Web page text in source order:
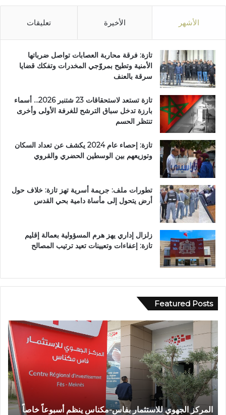
ا
ت
الأشهر الأخيرة تعليقات
تازة: فرقة محاربة العصابات تواصل ضرباتها
الأمنية وتطيح بمروّجي المخدرات وتفكك قضايا
سرقة بالعنف
تازة تستعد لاستحقاقات 23 شتنبر 2026… أسماء
بارزة تدخل سباق الترشح للغرفة الأولى وأخرى
تنتظر الحسم
تازة: إحصاء عام 2024 يكشف عن تعداد السكان
وتوزيعهم بين الوسطين الحضري والقروي
تطورات ملف: جريمة أسرية تهز تازة: خلاف حول
أرض يتحول إلى مأساة دامية بحي القدس
زلزال إداري يهز هرم المسؤولية بعمالة إقليم
تازة: إعفاءات وتعيينات تعيد ترتيب المصالح
Featured Posts
مكناس ينظم أسبوعاً خاصاً
ف
ا
ة
ش
خ
ص
إ
ث وفاة شخص إثر طعنة بالسلاح